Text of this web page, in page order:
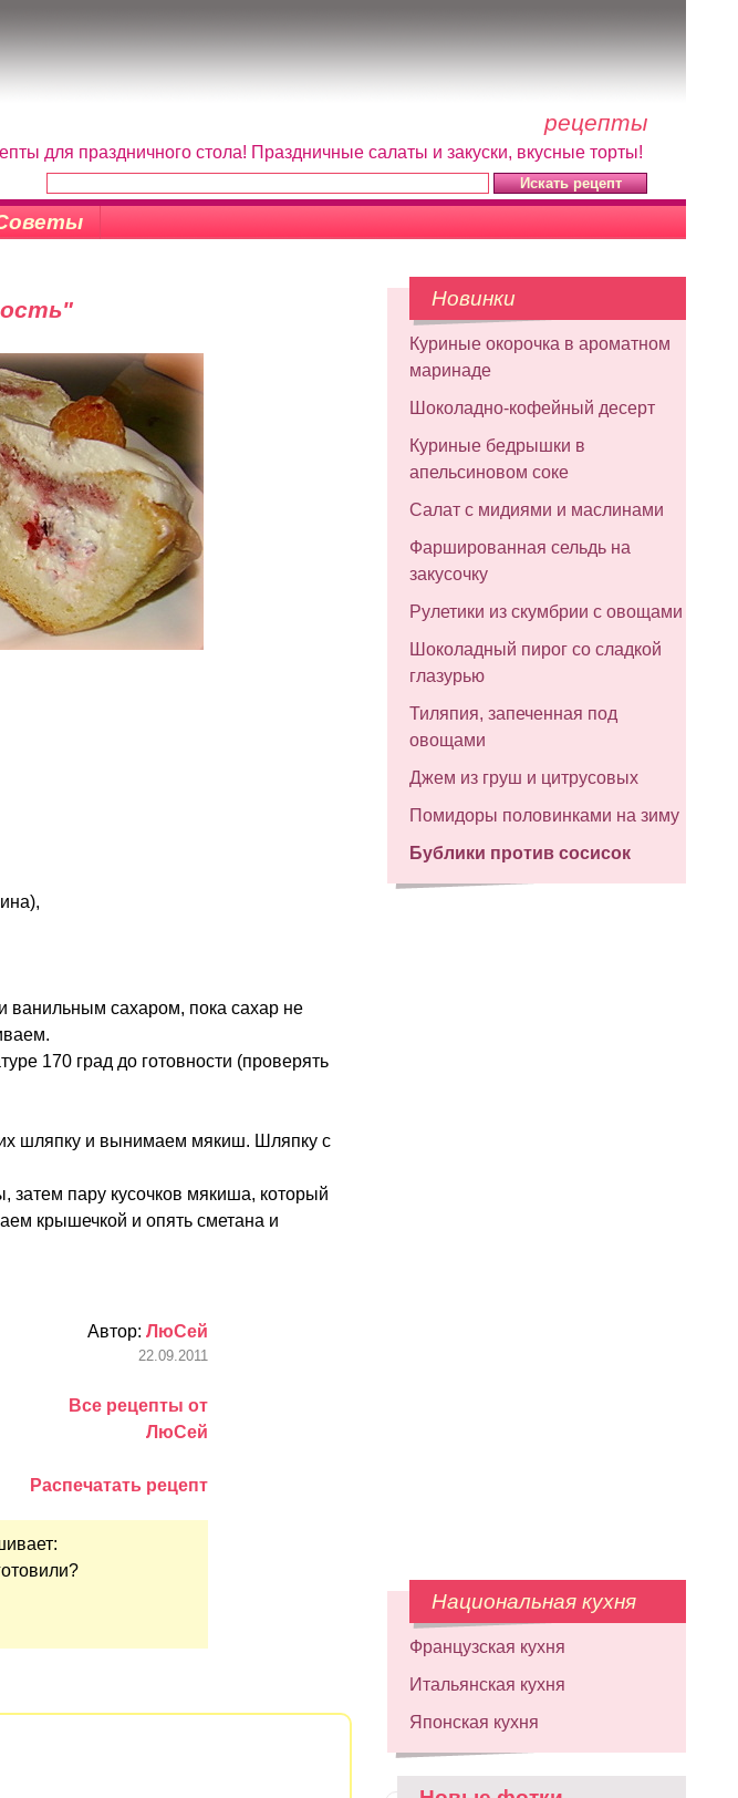
рецепты
для праздничного стола! Праздничные салаты и закуски, вкусные торты!
ванильным сахаром, пока сахар не
170 град до готовности (проверять
шляпку и вынимаем мякиш. Шляпку с
затем пару кусочков мякиша, который
крышечкой и опять сметана и
Автор: ЛюСей
22.09.2011
Все рецепты от
ЛюСей
Распечатать рецепт
Новинки
Куриные окорочка в ароматном
маринаде
Шоколадно-кофейный десерт
Куриные бедрышки в
апельсиновом соке
Салат с мидиями и маслинами
Фаршированная сельдь на
закусочку
Рулетики из скумбрии с овощами
Шоколадный пирог со сладкой
глазурью
Тиляпия, запеченная под
овощами
Джем из груш и цитрусовых
Помидоры половинками на зиму
Бублики против сосисок
Национальная кухня
Французская кухня
Итальянская кухня
Японская кухня